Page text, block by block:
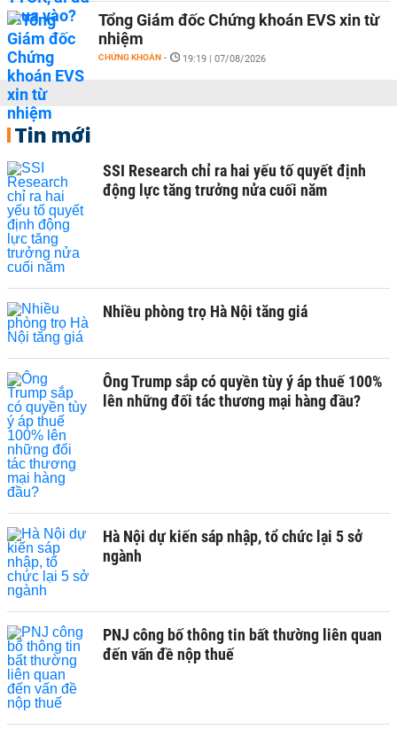
Tổng Giám đốc Chứng khoán EVS xin từ
nhiệm
CHỨNG KHOÁN - 19:19 | 07/08/2026
Tin mới
SSI Research chỉ ra hai yếu tố quyết định
động lực tăng trưởng nửa cuối năm
Nhiều phòng trọ Hà Nội tăng giá
Ông Trump sắp có quyền tùy ý áp thuế 100%
lên những đối tác thương mại hàng đầu?
Hà Nội dự kiến sáp nhập, tổ chức lại 5 sở
ngành
PNJ công bố thông tin bất thường liên quan
đến vấn đề nộp thuế